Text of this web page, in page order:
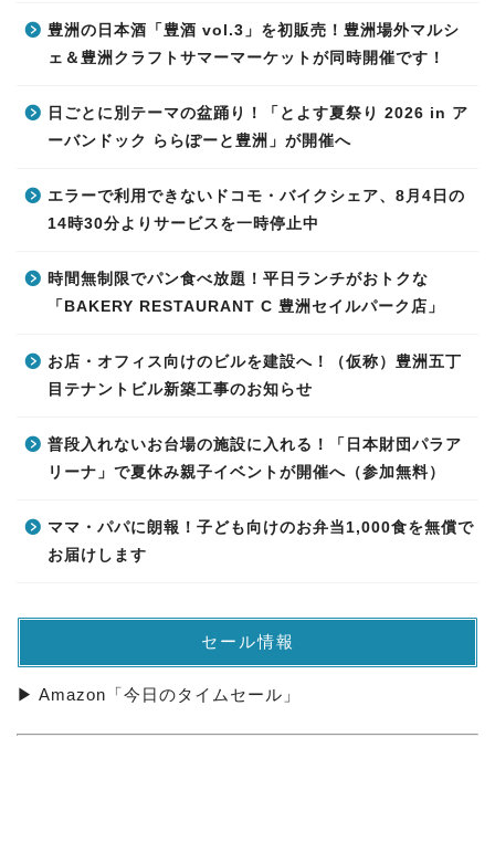
豊洲の日本酒「豊酒 vol.3」を初販売！豊洲場外マルシ
ェ＆豊洲クラフトサマーマーケットが同時開催です！
日ごとに別テーマの盆踊り！「とよす夏祭り 2026 in ア
ーバンドック ららぽーと豊洲」が開催へ
エラーで利用できないドコモ・バイクシェア、8月4日の
14時30分よりサービスを一時停止中
時間無制限でパン食べ放題！平日ランチがおトクな
「BAKERY RESTAURANT C 豊洲セイルパーク店」
お店・オフィス向けのビルを建設へ！（仮称）豊洲五丁
目テナントビル新築工事のお知らせ
普段入れないお台場の施設に入れる！「日本財団パラア
リーナ」で夏休み親子イベントが開催へ（参加無料）
ママ・パパに朗報！子ども向けのお弁当1,000食を無償で
お届けします
セール情報
▶ Amazon「今日のタイムセール」